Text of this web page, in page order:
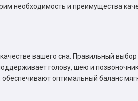
необходимость и преимущества
вашего сна. Правильный
голову, шею и
оптимальный баланс